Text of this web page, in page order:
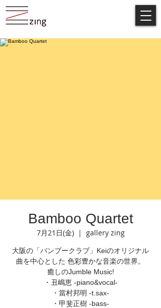
Bamboo Quartet
7月21日(金)
  |
gallery zing
大阪の「バンブークラブ」Keiのオリジナル
曲を中心とした 色彩豊かな音楽の世界。
癒しのJumble Music!
・丑嶋恵 -piano&vocal-
・當村邦明 -t.sax-
・甲斐正樹 -bass-